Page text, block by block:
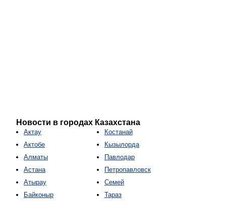
Новости в городах Казахстана
Актау
Актобе
Алматы
Астана
Атырау
Байконыр
Костанай
Кызылорда
Павлодар
Петропавловск
Семей
Тараз